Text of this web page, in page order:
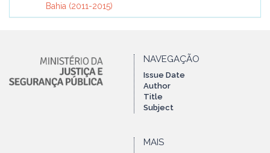
Bahia (2011-2015)
NAVEGAÇÃO
Issue Date
Author
Title
Subject
MAIS